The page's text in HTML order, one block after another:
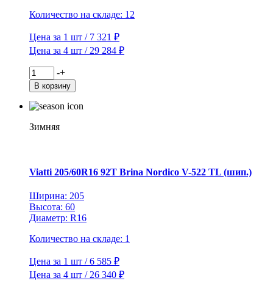
Количество на складе: 12
Цена за 1 шт / 7 321 ₽
Цена за 4 шт / 29 284 ₽
Количество
товара
Viatti
185/75R16C
Vettore
TL
-+
В корзину
Зимняя
Viatti 205/60R16 92T Brina Nordico V-522 TL (шип.)
Ширина: 205
Высота: 60
Диаметр: R16
Количество на складе: 1
Цена за 1 шт / 6 585 ₽
Цена за 4 шт / 26 340 ₽